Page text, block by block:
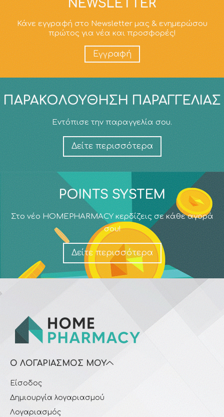
NEWSLETTER
Κάνε εγγραφή στο Newsletter μας & ενημερώσου
πρώτος για νέα και προσφορές!
Εγγραφή
ΠΑΡΑΚΟΛΟΎΘΗΣΗ ΠΑΡΑΓΓΕΛΊΑΣ
Εντόπισε την παραγγελία σου.
Δείτε περισσότερα
POINTS SYSTEM
Στο νέο HOMEPHARMACY κερδίζεις σε κάθε αγορά
σου!
Δείτε περισσότερα
Ο ΛΟΓΑΡΙΑΣΜΌΣ ΜΟΥ
Είσοδος
Δημιουργία λογαριασμού
Λογαριασμός